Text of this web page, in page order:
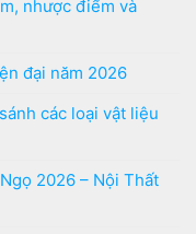
nhược điểm và
đại năm 2026
các loại vật liệu
2026 – Nội Thất